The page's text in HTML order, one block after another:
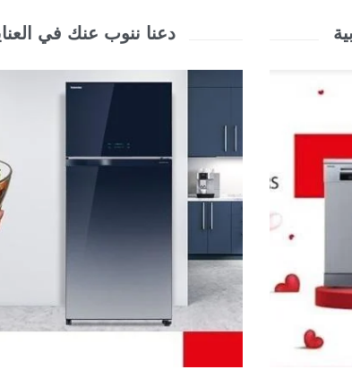
دعنا ننوب عنك في